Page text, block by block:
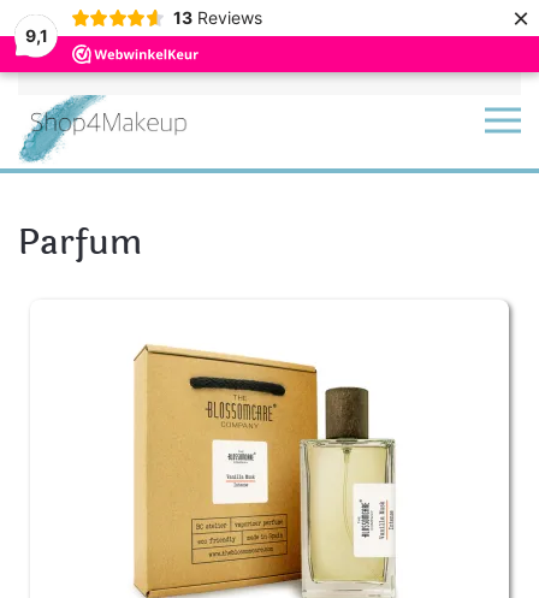
9,1
13 Reviews ×
Terug naar hoofdinhoud
Parfum